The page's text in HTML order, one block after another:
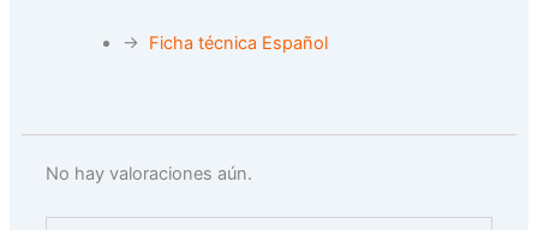
→ Ficha técnica Español
No hay valoraciones aún.